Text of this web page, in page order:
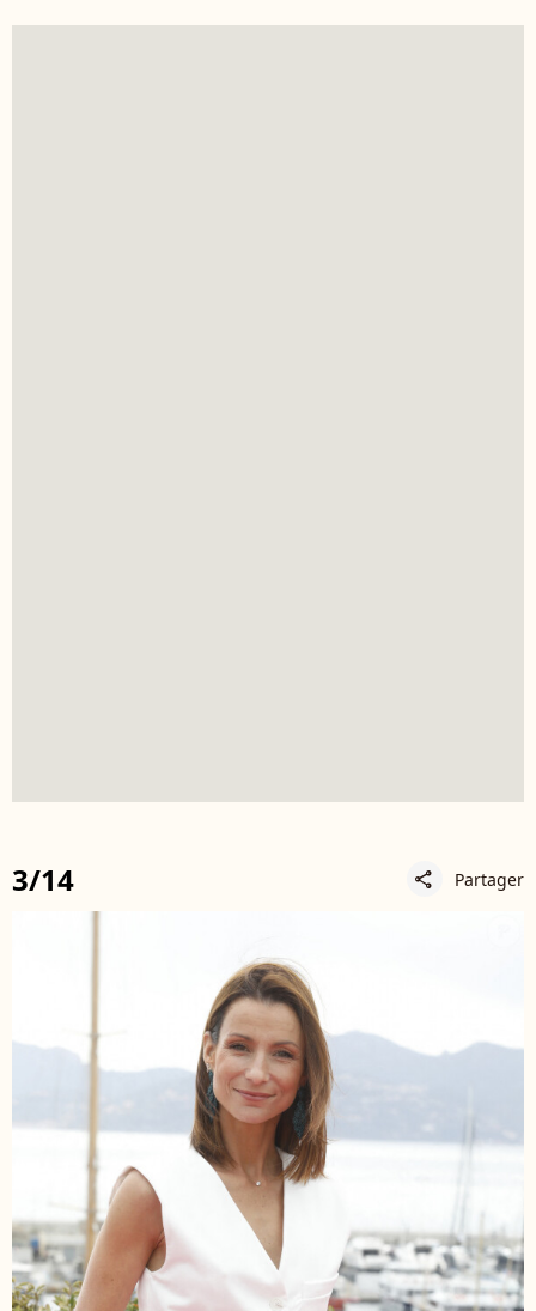
3/14 share Partager